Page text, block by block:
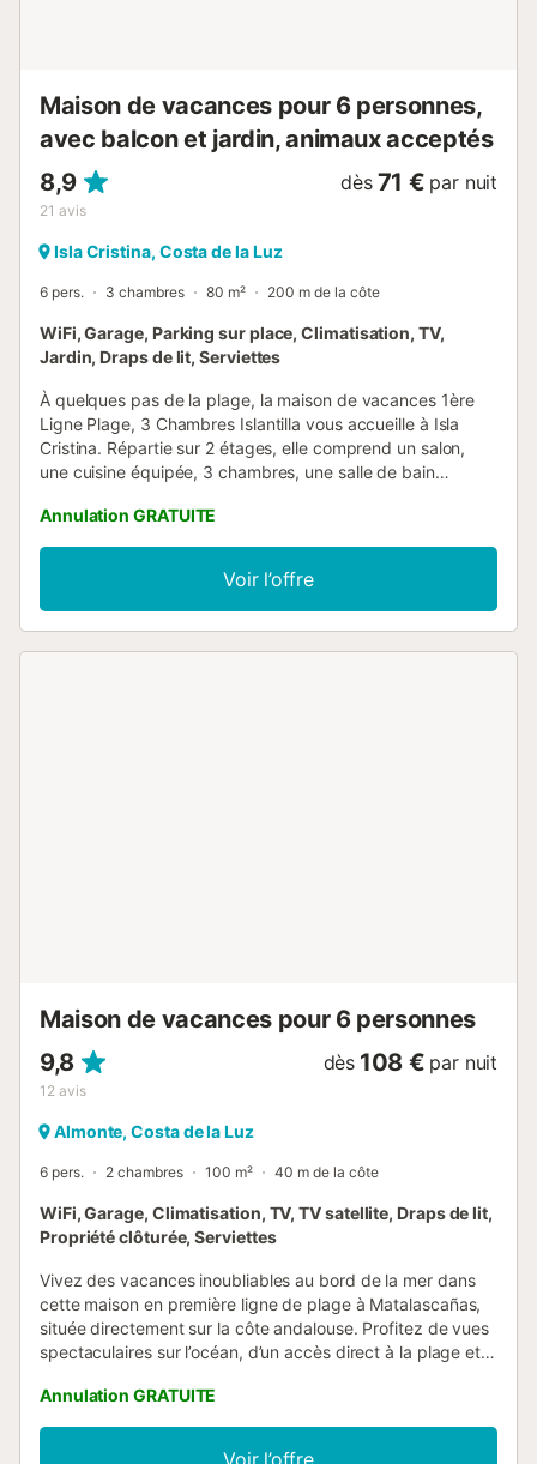
Maison de vacances pour 6 personnes,
avec balcon et jardin, animaux acceptés
8,9
21 avis
dès 71 € par nuit
Isla Cristina, Costa de la Luz
6 pers. 3 chambres 80 m² 200 m de la côte
WiFi, Garage, Parking sur place, Climatisation, TV,
Jardin, Draps de lit, Serviettes
À quelques pas de la plage, la maison de vacances 1ère
Ligne Plage, 3 Chambres Islantilla vous accueille à Isla
Cristina. Répartie sur 2 étages, elle comprend un salon,
une cuisine équipée, 3 chambres, une salle de bain
jusqu'à 6 personnes. Vous profiterez du Wi-Fi, de la
télévision, de la climatisation sur les deux étages, d'un
lave-linge et d'un sèche-linge. Le logement dispose d’un
jardin privé, d’un balcon et d’une douche extérieure. La
maison est idéalement située à proximité de la plage. Une
Annulation GRATUITE
Voir l’offre
Maison de vacances pour 6 personnes
9,8
12 avis
dès 108 € par nuit
Almonte, Costa de la Luz
6 pers. 2 chambres 100 m² 40 m de la côte
WiFi, Garage, Climatisation, TV, TV satellite, Draps de lit,
Propriété clôturée, Serviettes
Vivez des vacances inoubliables au bord de la mer dans
cette maison en première ligne de plage à Matalascañas,
située directement sur la côte andalouse. Profitez de vues
spectaculaires sur l’océan, d’un accès direct à la plage et
Les espaces de vie sont confortables et fonctionnels, avec
un salon spacieux, une cuisine entièrement équipée et une
terrasse privée offrant une vue imprenable sur la mer. Les
Annulation GRATUITE
Voir l’offre